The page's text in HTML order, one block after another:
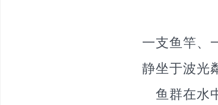
一支鱼竿、
静坐于波光
鱼群在水